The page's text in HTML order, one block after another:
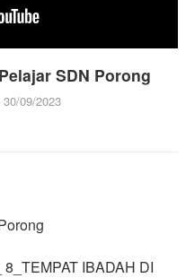
SDN Porong
30/09/2023
IBADAH DI